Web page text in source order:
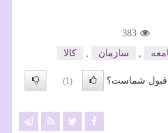
383
, سازمان , كالا
قبول شماست؟
(1)